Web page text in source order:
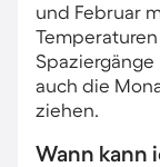
und Februar
Spaziergänge
auch die
ziehen.
Wann kann